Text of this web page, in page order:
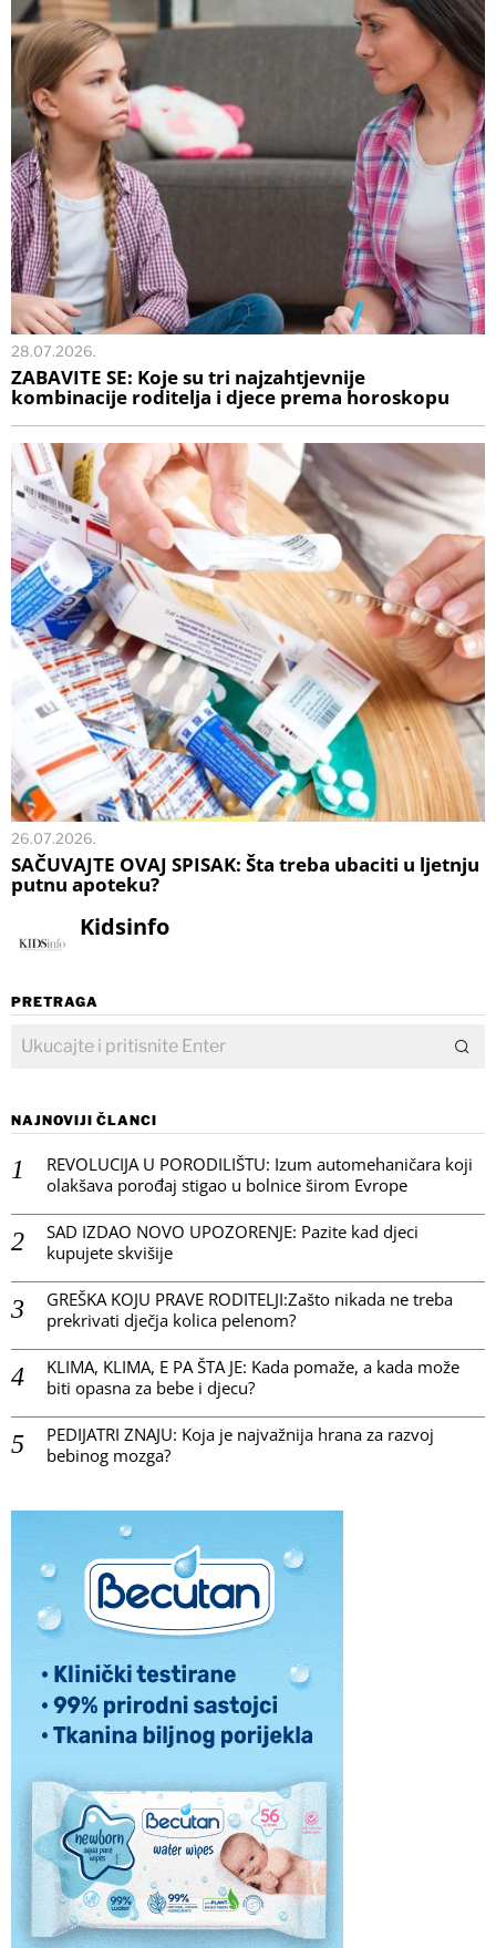
28.07.2026.
ZABAVITE SE: Koje su tri najzahtjevnije
kombinacije roditelja i djece prema horoskopu
26.07.2026.
SAČUVAJTE OVAJ SPISAK: Šta treba ubaciti u ljetnju
putnu apoteku?
Kidsinfo
PRETRAGA
NAJNOVIJI ČLANCI
REVOLUCIJA U PORODILIŠTU: Izum automehaničara koji
olakšava porođaj stigao u bolnice širom Evrope
SAD IZDAO NOVO UPOZORENJE: Pazite kad djeci
kupujete skvišije
GREŠKA KOJU PRAVE RODITELJI:Zašto nikada ne treba
prekrivati dječja kolica pelenom?
KLIMA, KLIMA, E PA ŠTA JE: Kada pomaže, a kada može
biti opasna za bebe i djecu?
PEDIJATRI ZNAJU: Koja je najvažnija hrana za razvoj
bebinog mozga?